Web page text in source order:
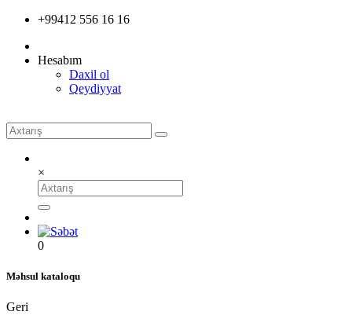
+99412 556 16 16
Hesabım
Daxil ol
Qeydiyyat
×
0
Məhsul kataloqu
Geri